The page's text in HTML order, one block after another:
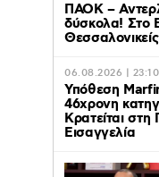
ΠΑΟΚ –
δύσκολα! Στο
Θεσσαλονικείς
06.08.2026 | 23:10
Υπόθεση
46χρονη
Κρατείται
Εισαγγελία